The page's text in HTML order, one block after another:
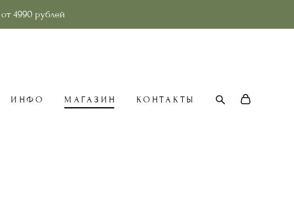
4990 рублей
ИНФО МАГАЗИН КОНТАКТЫ